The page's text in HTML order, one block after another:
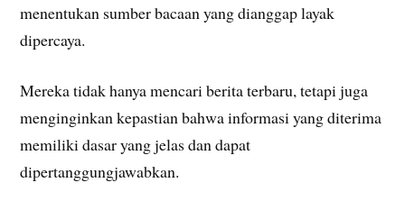
menentukan sumber bacaan yang dianggap layak
dipercaya.
Mereka tidak hanya mencari berita terbaru, tetapi juga
menginginkan kepastian bahwa informasi yang diterima
memiliki dasar yang jelas dan dapat
dipertanggungjawabkan.